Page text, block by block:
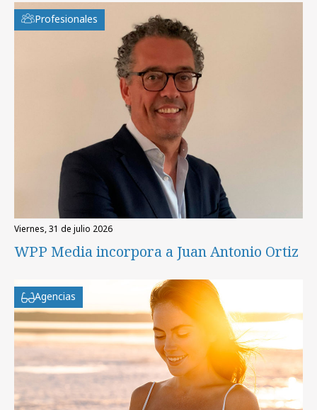
Profesionales
viernes, 31 de julio 2026
WPP Media incorpora a Juan Antonio Ortiz
Agencias